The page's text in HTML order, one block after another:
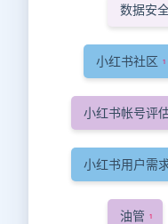
数据安
小红书社区 1
小红书帐号评
小红书用户需
油管 1